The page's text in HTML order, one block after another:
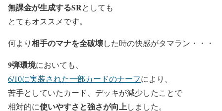
無課金が生成するSRとしても
とてもオススメです。
何より相手のマナを全破壊した時の快感がタマラン・・・
9弾環境においても、
6/10に実装された一部カードのナーフにより、
苦手としていたカード、デッキが減少したことで
相対的に使いやすさと強さが向上しました。